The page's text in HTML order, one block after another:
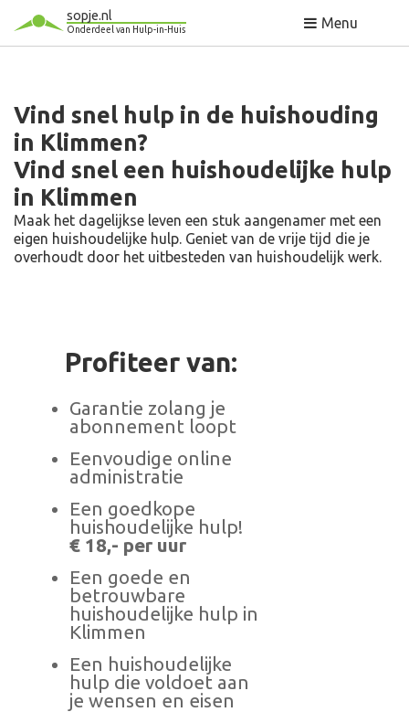
sopje.nl
Onderdeel van Hulp-in-Huis Menu
Vind snel hulp in de huishouding
in Klimmen?
Vind snel een huishoudelijke hulp
in Klimmen
Maak het dagelijkse leven een stuk aangenamer met een
eigen huishoudelijke hulp. Geniet van de vrije tijd die je
overhoudt door het uitbesteden van huishoudelijk werk.
Profiteer van:
Garantie zolang je
abonnement loopt
Eenvoudige online
administratie
Een goedkope
huishoudelijke hulp!
€ 18,- per uur
Een goede en
betrouwbare
huishoudelijke hulp in
Klimmen
Een huishoudelijke
hulp die voldoet aan
je wensen en eisen